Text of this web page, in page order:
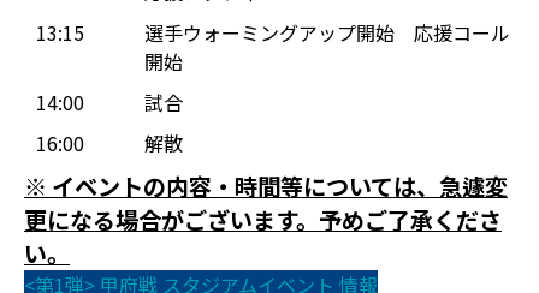
13:15
選手ウォーミングアップ開始 応援コール
開始
14:00
試合
16:00
解散
※ イベントの内容・時間等については、急遽変
更になる場合がございます。予めご了承くださ
い。
<第1弾> 甲府戦 スタジアムイベント 情報